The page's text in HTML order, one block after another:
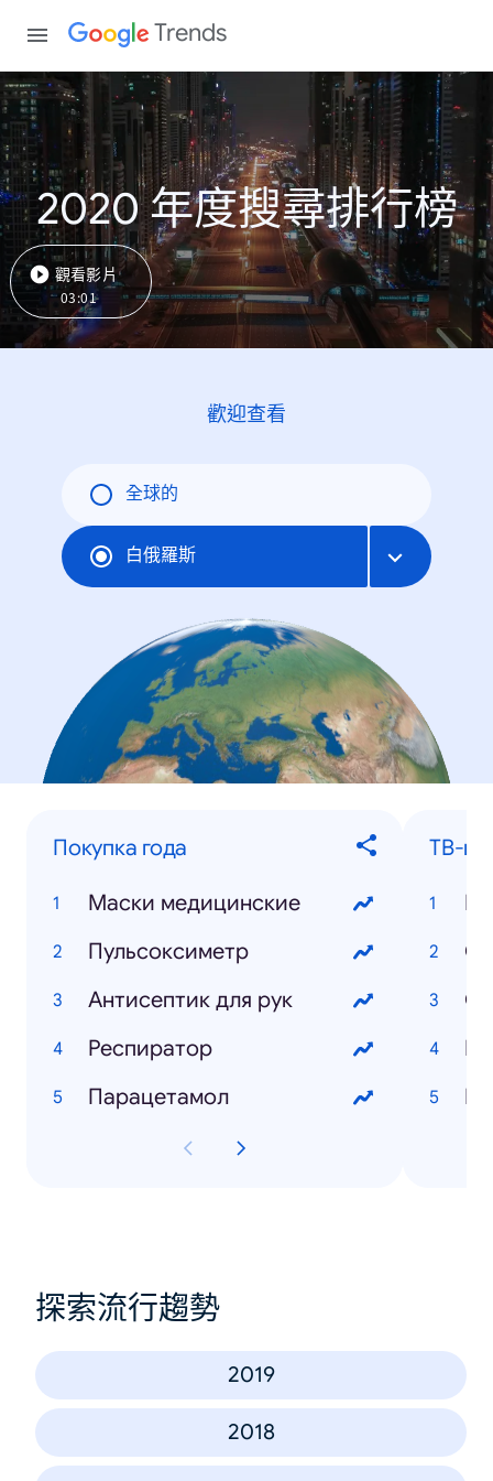
Trends
2020 年度搜尋排行榜
觀看影片
03:01
歡迎查看
全球的
白俄羅斯
Покупка года
Маски медицинские
Пульсоксиметр
Антисептик для рук
Респиратор
Парацетамол
ТВ-
探索流行趨勢
2019
2018